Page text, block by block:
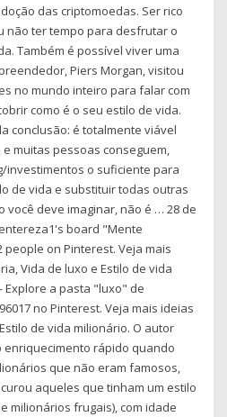
das criptomoedas. Ser rico
não ter tempo para desfrutar o
Também é possível viver uma
Piers Morgan, visitou
no mundo inteiro para falar com
como é o seu estilo de vida.
conclusão: é totalmente viável
muitas pessoas conseguem,
investimentos o suficiente para
de vida e substituir todas outras
você deve imaginar, não é … 28 de
board "Mente
on Pinterest. Veja mais
Vida de luxo e Estilo de vida
Explore a pasta "luxo" de
no Pinterest. Veja mais ideias
de vida milionário. O autor
rápido quando
que não eram famosos,
aqueles que tinham um estilo
milionários frugais), com idade